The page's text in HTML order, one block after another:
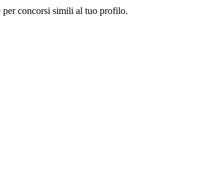
concorsi simili al tuo profilo.